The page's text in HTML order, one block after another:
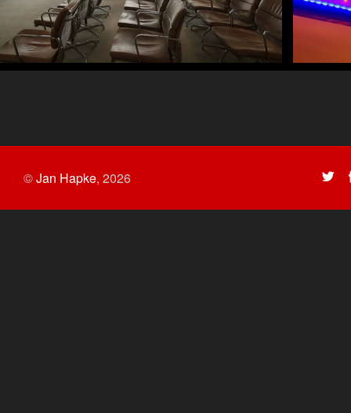
©Jan Hapke, 2026